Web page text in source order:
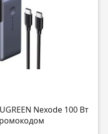
Nexode 100 Вт